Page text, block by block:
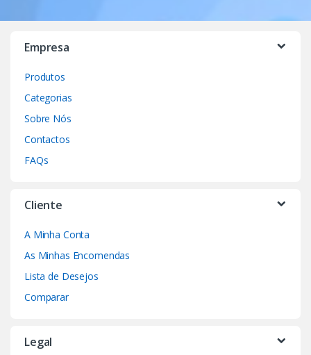
Empresa
Produtos
Categorias
Sobre Nós
Contactos
FAQs
Cliente
A Minha Conta
As Minhas Encomendas
Lista de Desejos
Comparar
Legal